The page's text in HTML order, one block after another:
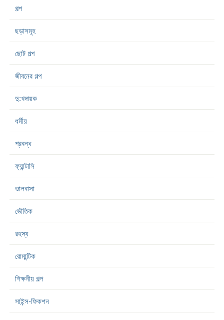
গল্প
ছড়াসমূহ
ছোট গল্প
জীবনের গল্প
দু:খদায়ক
ধর্মীয়
প্রবন্ধ
ফ্যান্টাসি
ভালবাসা
ভৌতিক
রহস্য
রোমান্টিক
শিক্ষনীয় গল্প
সাইন্স-ফিকশন